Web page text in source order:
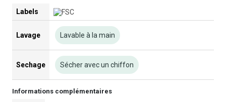
Labels
Lavage Lavable à la main
Sechage Sécher avec un chiffon
Informations complémentaires